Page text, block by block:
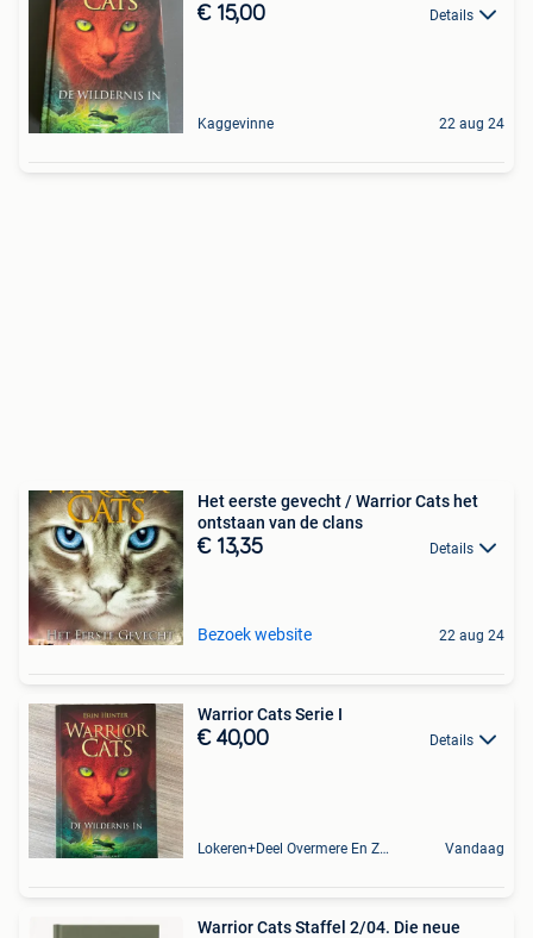
€ 15,00 Details
Kaggevinne 22 aug 24
Het eerste gevecht / Warrior Cats het
ontstaan van de clans
€ 13,35 Details
Bezoek website 22 aug 24
Warrior Cats Serie I
€ 40,00 Details
Lokeren+Deel Overmere En Zele Vandaag
Warrior Cats Staffel 2/04. Die neue